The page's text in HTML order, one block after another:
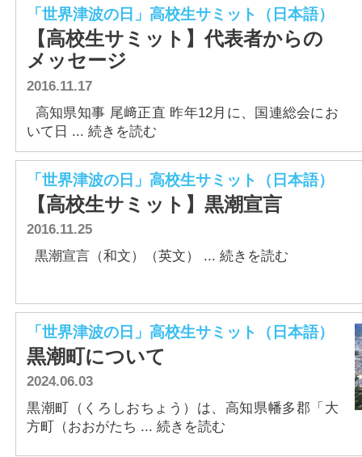
「世界津波の日」高校生サミット（日本語）
【高校生サミット】代表者からの
メッセージ
2016.11.17
高知県知事 尾﨑正直 昨年12月に、国連総会にお
いて日 ... 続きを読む
「世界津波の日」高校生サミット（日本語）
【高校生サミット】黒潮宣言
2016.11.25
黒潮宣言（和文）（英文） ... 続きを読む
「世界津波の日」高校生サミット（日本語）
黒潮町について
2024.06.03
黒潮町（くろしおちょう）は、高知県幡多郡「大
方町（おおがたち ... 続きを読む